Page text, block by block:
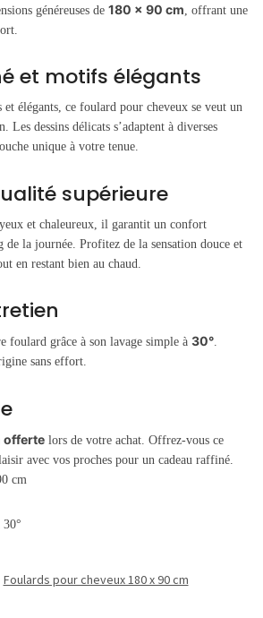
généreuses de 180 x 90 cm , offrant une
et motifs élégants
élégants, ce foulard pour cheveux se veut un
Les dessins délicats s’adaptent à diverses
unique à votre tenue.
supérieure
et chaleureux, il garantit un confort
de la journée. Profitez de la sensation douce et
en restant bien au chaud.
foulard grâce à son lavage simple à 30°.
sans effort.
offerte lors de votre achat. Offrez-vous ce
avec vos proches pour un cadeau raffiné.
cm
Foulards pour cheveux 180 x 90 cm